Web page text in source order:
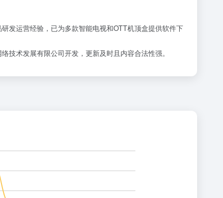
发运营经验，已为多款智能电视和OTT机顶盒提供软件下
技术发展有限公司开发，更新及时且内容合法性强。